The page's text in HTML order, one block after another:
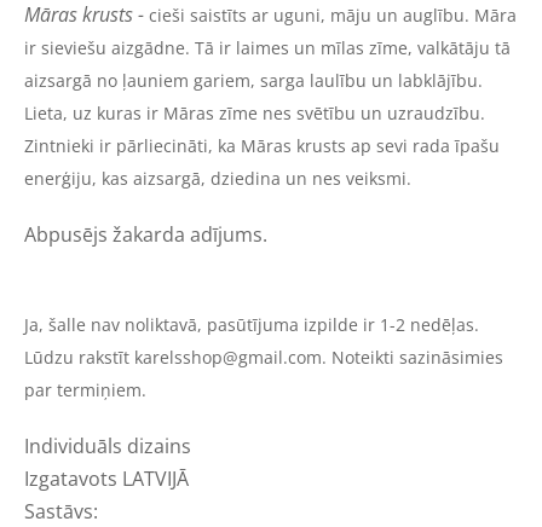
Māras krusts - cieši saistīts ar uguni, māju un auglību. Māra
ir sieviešu aizgādne. Tā ir laimes un mīlas zīme, valkātāju tā
aizsargā no ļauniem gariem, sarga laulību un labklājību.
Lieta, uz kuras ir Māras zīme nes svētību un uzraudzību.
Zintnieki ir pārliecināti, ka Māras krusts ap sevi rada īpašu
enerģiju, kas aizsargā, dziedina un nes veiksmi.
Abpusējs žakarda adījums.
Ja, šalle nav noliktavā, pasūtījuma izpilde ir 1-2 nedēļas.
Lūdzu rakstīt karelsshop@gmail.com. Noteikti sazināsimies
par termiņiem.
Individuāls dizains
Izgatavots LATVIJĀ
Sastāvs: